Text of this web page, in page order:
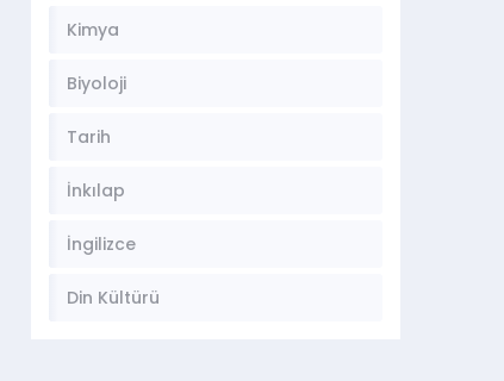
Kimya
Biyoloji
Tarih
İnkılap
İngilizce
Din Kültürü